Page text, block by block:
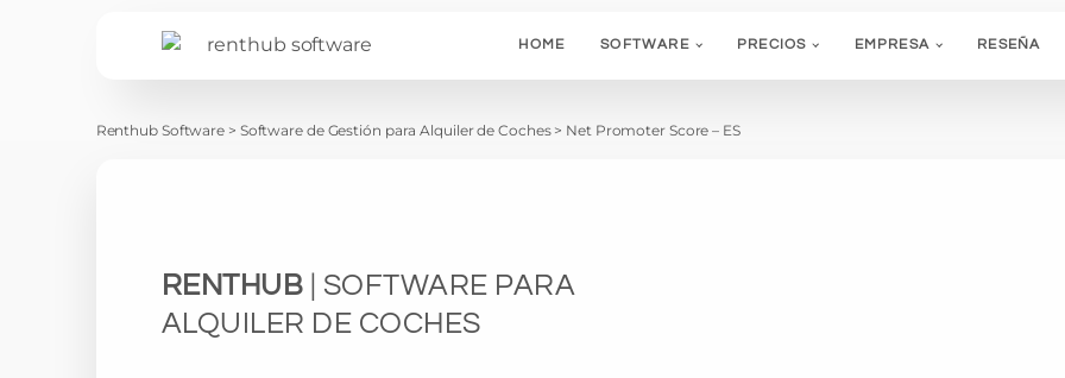
HOME SOFTWARE PRECIOS EMPRESA RESEÑA
Renthub Software > Software de Gestión para Alquiler de Coches> Net Promoter Score – ES
RENTHUB | SOFTWARE PARA
ALQUILER DE COCHES